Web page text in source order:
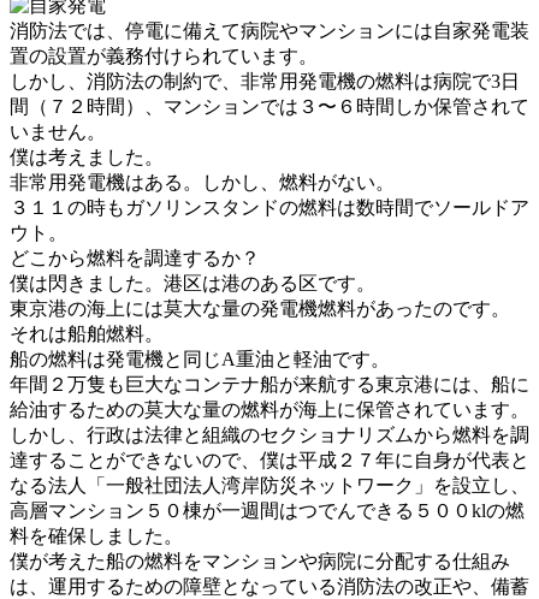
消防法では、停電に備えて病院やマンションには自家発電装
置の設置が義務付けられています。
しかし、消防法の制約で、非常用発電機の燃料は病院で3日
間（７２時間）、マンションでは３〜６時間しか保管されて
いません。
僕は考えました。
非常用発電機はある。しかし、燃料がない。
３１１の時もガソリンスタンドの燃料は数時間でソールドア
ウト。
どこから燃料を調達するか？
僕は閃きました。港区は港のある区です。
東京港の海上には莫大な量の発電機燃料があったのです。
それは船舶燃料。
船の燃料は発電機と同じA重油と軽油です。
年間２万隻も巨大なコンテナ船が来航する東京港には、船に
給油するための莫大な量の燃料が海上に保管されています。
しかし、行政は法律と組織のセクショナリズムから燃料を調
達することができないので、僕は平成２７年に自身が代表と
なる法人「一般社団法人湾岸防災ネットワーク」を設立し、
高層マンション５０棟が一週間はつでんできる５００klの燃
料を確保しました。
僕が考えた船の燃料をマンションや病院に分配する仕組み
は、運用するための障壁となっている消防法の改正や、備蓄